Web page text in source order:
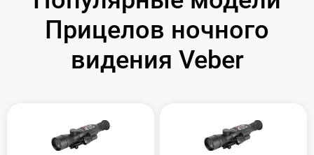
Прицелов ночного
видения Veber